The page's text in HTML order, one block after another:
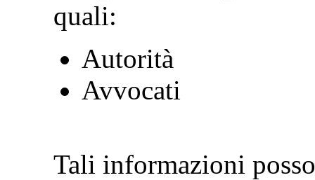
quali:
Autorità
Avvocati
Tali informazioni